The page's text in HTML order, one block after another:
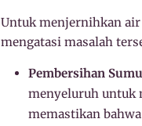
Untuk menjernihkan
mengatasi masalah
Pembersihan
menyeluruh untuk
memastikan